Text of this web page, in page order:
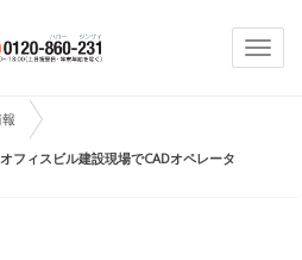
フィスビル建設現場でCADオペレータ